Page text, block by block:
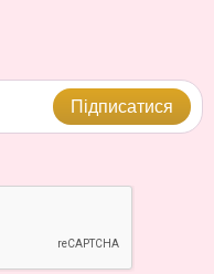
Підписатися